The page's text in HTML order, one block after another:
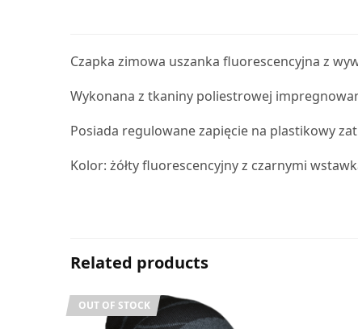
Czapka zimowa uszanka fluorescencyjna z
Wykonana z tkaniny poliestrowej
Posiada regulowane zapięcie na plastikowy
Kolor: żółty fluorescencyjny z czarnymi
Related products
OUT OF STOCK